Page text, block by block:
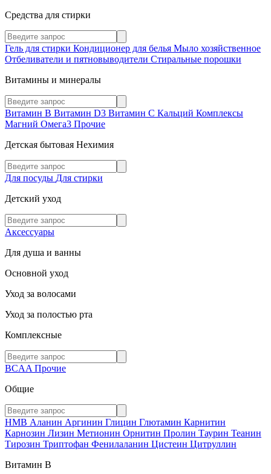
Средства для стирки
Гель для стирки Кондиционер для белья Мыло хозяйственное
Отбеливатели и пятновыводители Стиральные порошки
Витамины и минералы
Витамин В Витамин D3 Витамин С Кальций Комплексы
Магний Омега3 Прочие
Детская бытовая Нехимия
Для посуды Для стирки
Детский уход
Аксессуары
Для душа и ванны
Основной уход
Уход за волосами
Уход за полостью рта
Комплексные
BCAA Прочие
Общие
HMB Аланин Аргинин Глицин Глютамин Карнитин
Карнозин Лизин Метионин Орнитин Пролин Таурин Теанин
Тирозин Триптофан Фенилаланин Цистеин Цитруллин
Витамин В